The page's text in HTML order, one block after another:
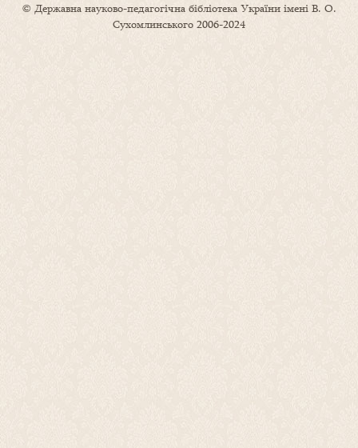
© Державна науково-педагогічна бібліотека України імені В. О.
Сухомлинського 2006-2024